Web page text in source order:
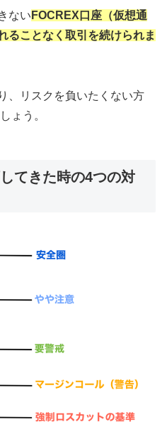
ない FOCREX口座（仮想通
ることなく取引を続けられま
、リスクを負いたくない方
ょう。
てきた時の4つの対